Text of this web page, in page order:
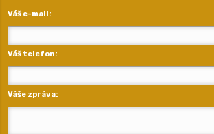
Váš e-mail:
Váš telefon:
Váše zpráva: